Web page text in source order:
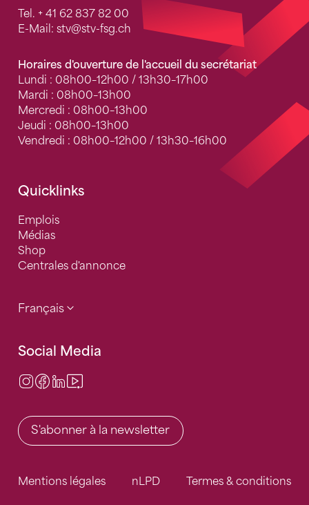
Tel. + 41 62 837 82 00
E-Mail: stv@stv-fsg.ch
Horaires d'ouverture de l'accueil du secrétariat
Lundi : 08h00–12h00 / 13h30–17h00
Mardi : 08h00–13h00
Mercredi : 08h00–13h00
Jeudi : 08h00–13h00
Vendredi : 08h00–12h00 / 13h30–16h00
Quicklinks
Emplois
Médias
Shop
Centrales d'annonce
Français
Social Media
Instagram
Facebook
LinkedIn
S'abonner à la newsletter
Mentions légales nLPD Termes & conditions